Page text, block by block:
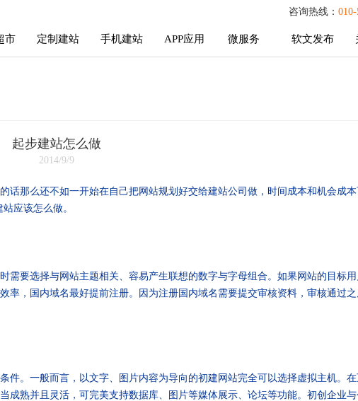
咨询热线：
软文发布
软文发布
微服务
微服务
APP应用
APP应用
手机建站
手机建站
定制建站
定制建站
市
市
起步建站怎么做
2014/9/9
话那么还不如一开始在自己把网站规划好交给建站公司做，时间成本和机会成
应该怎么做。
要选择与网站主题相关、容易产生联想的数字与字母组合。如果网站的目标用
率，国内域名最好提前注册。因为注册国内域名需要提交审核资料，审核通过
。一般而言，以文字、图片内容为导向的初建网站完全可以选择虚拟主机。
成熟并且灵活，可完美支持数据库、图片等媒体展示、论坛等功能。初创企业